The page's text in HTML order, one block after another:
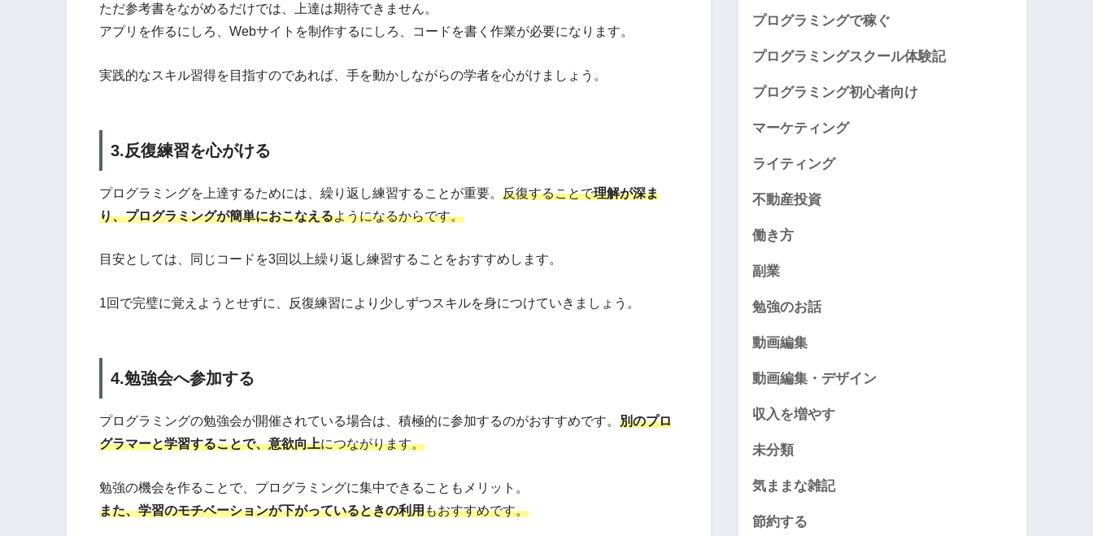
ただ参考書をながめるだけでは、上達は期待できません。
アプリを作るにしろ、Webサイトを制作するにしろ、コードを書く作業が必要になります。
実践的なスキル習得を目指すのであれば、手を動かしながらの学者を心がけましょう。
3.反復練習を心がける
プログラミングを上達するためには、繰り返し練習することが重要。 反復することで理解が深ま
り、プログラミングが簡単におこなえるようになるからです。
目安としては、同じコードを3回以上繰り返し練習することをおすすめします。
1回で完璧に覚えようとせずに、反復練習により少しずつスキルを身につけていきましょう。
4.勉強会へ参加する
プログラミングの勉強会が開催されている場合は、積極的に参加するのがおすすめです。 別のプロ
グラマーと学習することで、意欲向上につながります。
勉強の機会を作ることで、プログラミングに集中できることもメリット。
また、学習のモチベーションが下がっているときの利用もおすすめです。
プログラミングで稼ぐ
プログラミングスクール体験記
プログラミング初心者向け
マーケティング
ライティング
不動産投資
働き方
副業
勉強のお話
動画編集
動画編集・デザイン
収入を増やす
未分類
気ままな雑記
節約する